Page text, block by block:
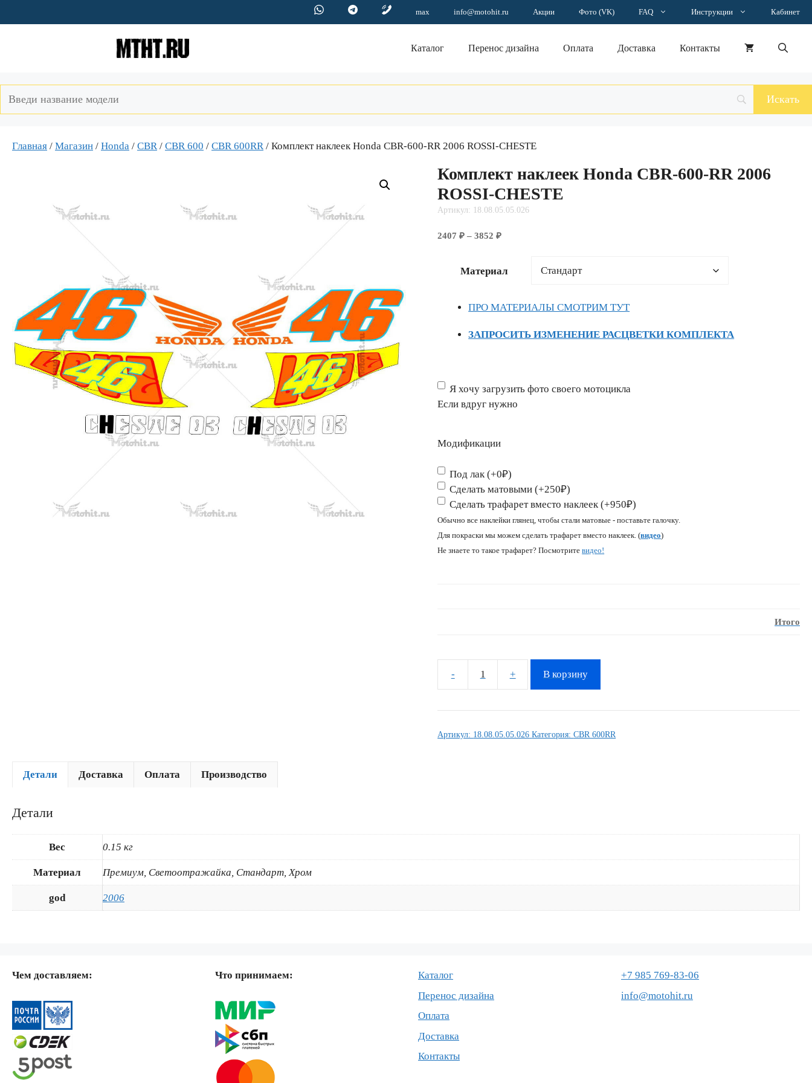
к
max info@motohit.ru Акции Фото (VK) FAQ Инструкции Кабинет
Каталог Перенос дизайна Оплата Доставка Контакты
Главная / Магазин / Honda / CBR/ CBR 600 / CBR 600RR/ Комплект наклеек Honda CBR-600-RR 2006 ROSSI-CHESTE
Комплект наклеек Honda CBR-600-RR 2006
ROSSI-CHESTE
Артикул: 18.08.05.05.026
2407₽ – 3852₽Диапазон
–
Материал
ПРО МАТЕРИАЛЫ СМОТРИМ ТУТ
ЗАПРОСИТЬ ИЗМЕНЕНИЕ РАСЦВЕТКИ КОМПЛЕКТА
Если
вдруг
Я хочу загрузить фото своего мотоцикла
Если вдруг нужно
Модификации
Под лак (+0₽)
Сделать матовыми (+250₽)
Сделать трафарет вместо наклеек (+950₽)
Обычно все наклейки глянец, чтобы стали матовые - поставьте галочку.
Для покраски мы можем сделать трафарет вместо наклеек. (видео)
Не знаете то такое трафарет? Посмотритевидео!
Итого
Количество
Комплект
Honda
CHESTE
В корзину
Артикул: 18.08.05.05.026 Категория:CBR 600RR
Детали Доставка Оплата Производство
Детали
Вес 0.15 кг
Материал Премиум, Светоотражайка, Стандарт, Хром
god 2006
Чем доставляем: Что принимаем:
Каталог
Перенос дизайна
Оплата
Доставка
Контакты
+7 985 769-83-06
info@motohit.ru
3852 ₽